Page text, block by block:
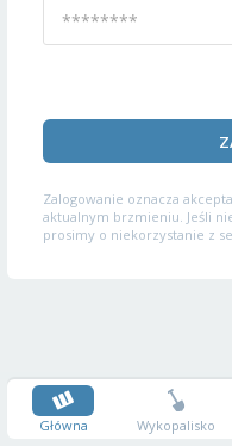
Zalogowanie oznacza
aktualnym brzmieniu. Jeśli
prosimy o niekorzystanie z
Główna Wykopalisko